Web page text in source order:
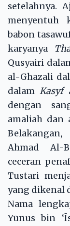
setelahnya.
menyentuh
babon
karyanya
Qusyairi
al-Ghazali
dalamKasyf
dengan
amaliah dan
Ahmad Al-
ceceran
Tustari
yang dikenal
Nama
Yūnus bin